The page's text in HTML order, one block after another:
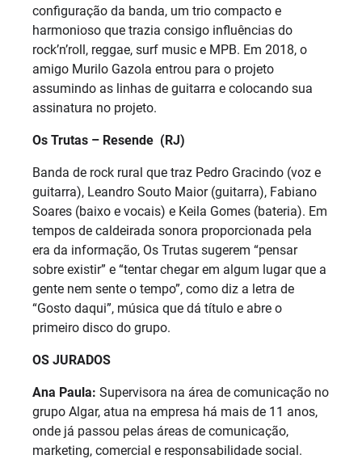
configuração da banda, um trio compacto e
harmonioso que trazia consigo influências do
rock’n’roll, reggae, surf music e MPB. Em 2018, o
amigo Murilo Gazola entrou para o projeto
assumindo as linhas de guitarra e colocando sua
assinatura no projeto.
Os Trutas – Resende (RJ)
Banda de rock rural que traz Pedro Gracindo (voz e
guitarra), Leandro Souto Maior (guitarra), Fabiano
Soares (baixo e vocais) e Keila Gomes (bateria). Em
tempos de caldeirada sonora proporcionada pela
era da informação, Os Trutas sugerem “pensar
sobre existir” e “tentar chegar em algum lugar que a
gente nem sente o tempo”, como diz a letra de
“Gosto daqui”, música que dá título e abre o
primeiro disco do grupo.
OS JURADOS
Ana Paula: Supervisora na área de comunicação no
grupo Algar, atua na empresa há mais de 11 anos,
onde já passou pelas áreas de comunicação,
marketing, comercial e responsabilidade social.